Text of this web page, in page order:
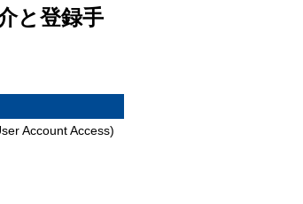
と登録手
Account Access)